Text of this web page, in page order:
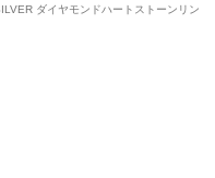
ダイヤモンドハートストーンリン